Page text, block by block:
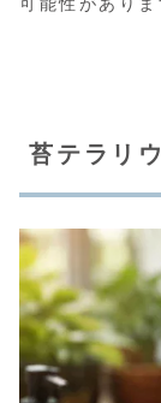
可能性がありま
苔テラリ